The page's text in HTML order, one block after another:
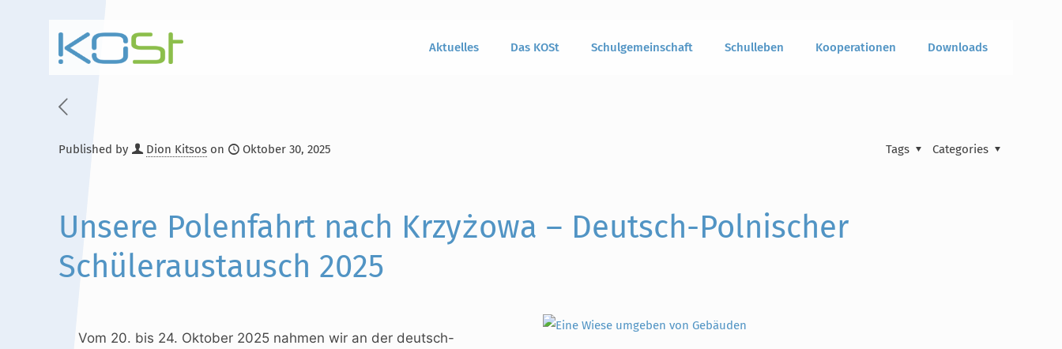
Hauptinhalt Alt + Shift + H
Kalender Alt + Shift + K
Kontakte / Sekretariat Alt + Shift + C
Aktuelles Das KOSt Schulgemeinschaft Schulleben Kooperationen Downloads
Published by Dion Kitsos on Oktober 30, 2025 Categories
Tags
Unsere Polenfahrt nach Krzyżowa – Deutsch-Polnischer
Schüleraustausch 2025
Vom 20. bis 24. Oktober 2025 nahmen wir an der deutsch-